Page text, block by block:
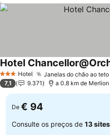
3 EstrelasHotel Janelas do chão ao
Hotel
7,1 9.371 a 0.8 km de Merlion
De € 94
Consulte os preços de 13 sites